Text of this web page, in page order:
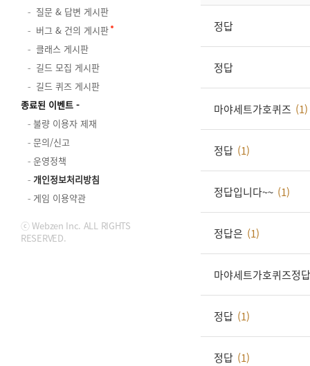
질문 & 답변 게시판
버그 & 건의 게시판
클래스 게시판
길드 모집 게시판
길드 퀴즈 게시판
종료된 이벤트
불량 이용자 제재
문의/신고
운영정책
개인정보처리방침
게임 이용약관
ⓒ Webzen Inc. ALL RIGHTS
RESERVED.
정답
정답
마야세트가호퀴즈 (1)
정답 (1)
정답입니다~~ (1)
정답은 (1)
마야세트가호퀴즈정답
정답 (1)
정답 (1)